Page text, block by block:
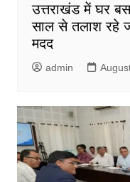
उत्तराखंड में घर
साल से तलाश रहे
मदद
admin